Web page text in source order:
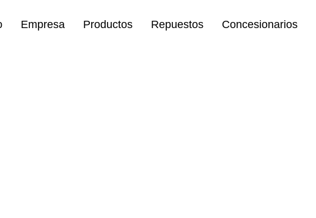
Empresa Productos Repuestos Concesionarios